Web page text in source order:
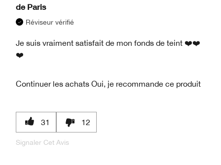
de Paris
Réviseur vérifié
Je suis vraiment satisfait de mon fonds de teint ❤️❤️
❤️
Continuer les achats Oui, je recommande ce produit
31 12
Signaler Cet Avis